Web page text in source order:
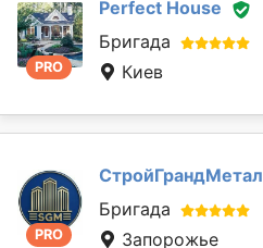
PRO
Perfect House
Бригада
Киев
PRO
СтройГрандМетал
Бригада
Запорожье